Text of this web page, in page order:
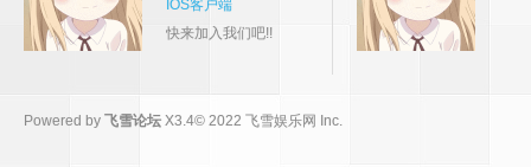
IOS客户端
快来加入我们吧!!
Powered by 飞雪论坛 X3.4© 2022 飞雪娱乐网 Inc.